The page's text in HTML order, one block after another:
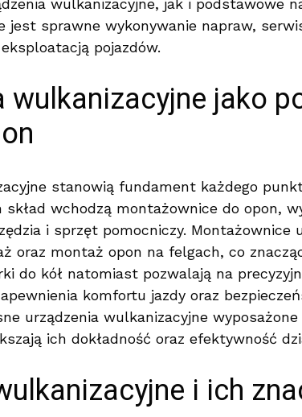
wulkanizacyjne, jak i podstawowe
jest sprawne wykonywanie napraw,
pojazdów.
wulkanizacyjne jako
stanowią fundament każdego
skład wchodzą montażownice do opon,
i sprzęt pomocniczy. Montażownice
oraz montaż opon na felgach, co
do kół natomiast pozwalają na
komfortu jazdy oraz
urządzenia wulkanizacyjne
ich dokładność oraz efektywność
i ich